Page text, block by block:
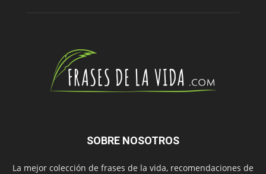
SOBRE NOSOTROS
La mejor colección de frases de la vida, recomendaciones de